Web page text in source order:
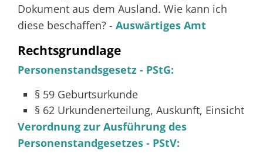
Dokument aus dem Ausland. Wie kann ich
diese beschaffen? - Auswärtiges Amt
Rechtsgrundlage
Personenstandsgesetz - PStG:
§ 59 Geburtsurkunde
§ 62 Urkundenerteilung, Auskunft, Einsicht
Verordnung zur Ausführung des
Personenstandgesetzes - PStV: